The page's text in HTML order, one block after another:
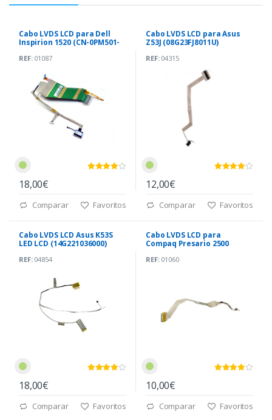
Cabo LVDS LCD para Dell
Inspirion 1520 (CN-0PM501-
REF:01087
18,00€
Comparar Favoritos
Cabo LVDS LCD para Asus
Z53J (08G23FJ8011U)
REF:04315
12,00€
Comparar Favoritos
Cabo LVDS LCD Asus K53S
LED LCD (14G221036000)
REF:04854
18,00€
Comparar Favoritos
Cabo LVDS LCD para
Compaq Presario 2500
REF:01060
10,00€
Comparar Favoritos